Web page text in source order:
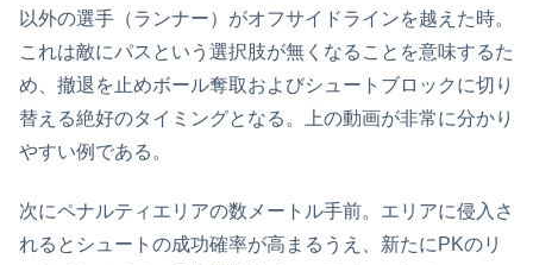
以外の選手（ランナー）がオフサイドラインを越えた時。
これは敵にパスという選択肢が無くなることを意味するた
め、撤退を止めボール奪取およびシュートブロックに切り
替える絶好のタイミングとなる。上の動画が非常に分かり
やすい例である。
次にペナルティエリアの数メートル手前。エリアに侵入さ
れるとシュートの成功確率が高まるうえ、新たにPKのリ